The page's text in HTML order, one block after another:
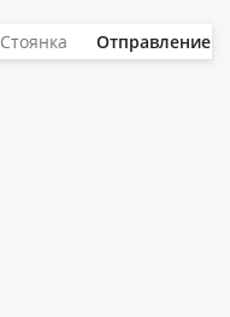
Стоянка Отправление